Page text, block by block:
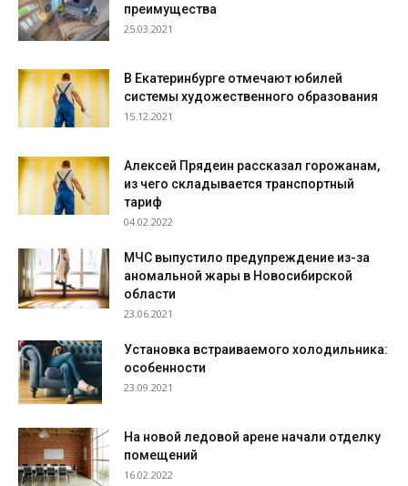
преимущества
25.03.2021
В Екатеринбурге отмечают юбилей
системы художественного образования
15.12.2021
Алексей Прядеин рассказал горожанам,
из чего складывается транспортный
тариф
04.02.2022
МЧС выпустило предупреждение из-за
аномальной жары в Новосибирской
области
23.06.2021
Установка встраиваемого холодильника:
особенности
23.09.2021
На новой ледовой арене начали отделку
помещений
16.02.2022